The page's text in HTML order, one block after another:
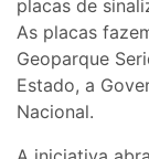
placas de
As placas
Geoparque
Estado, a
Nacional.